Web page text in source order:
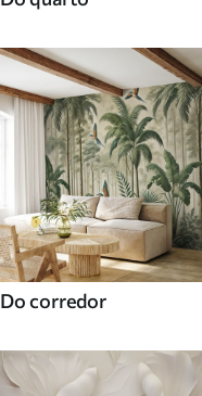
Do corredor